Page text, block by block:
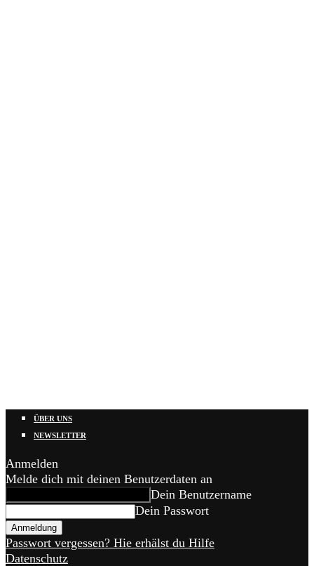
ÜBER UNS
NEWSLETTER
Anmelden
Melde dich mit deinen Benutzerdaten an
Dein Benutzername
Dein Passwort
Passwort vergessen? Hie erhälst du Hilfe
Datenschutz